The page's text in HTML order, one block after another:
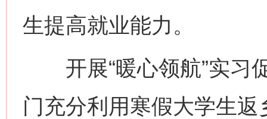
生提高就业能力。
开展“暖心领航”实习
门充分利用寒假大学生